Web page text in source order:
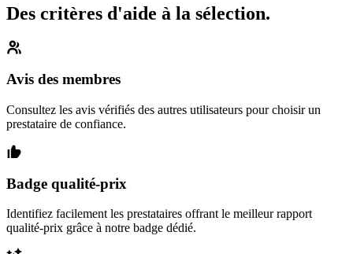
Des critères d'aide à la sélection.
Avis des membres
Consultez les avis vérifiés des autres utilisateurs pour choisir un
prestataire de confiance.
Badge qualité-prix
Identifiez facilement les prestataires offrant le meilleur rapport
qualité-prix grâce à notre badge dédié.